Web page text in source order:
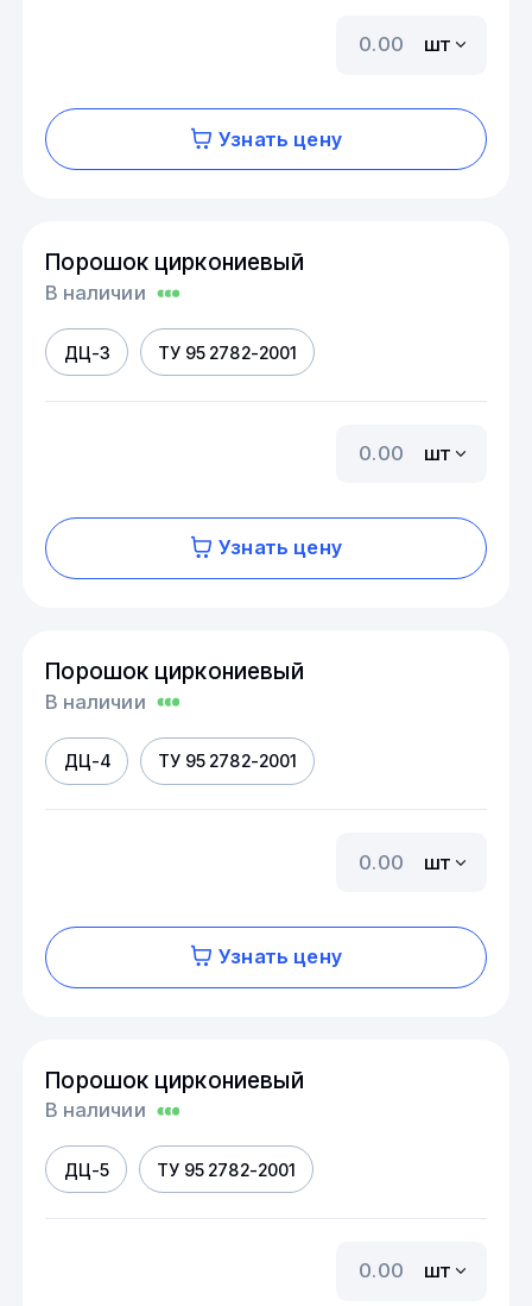
шт
Узнать цену
Порошок циркониевый
В наличии
ДЦ-3 ТУ 95 2782-2001
шт
Узнать цену
Порошок циркониевый
В наличии
ДЦ-4 ТУ 95 2782-2001
шт
Узнать цену
Порошок циркониевый
В наличии
ДЦ-5 ТУ 95 2782-2001
шт